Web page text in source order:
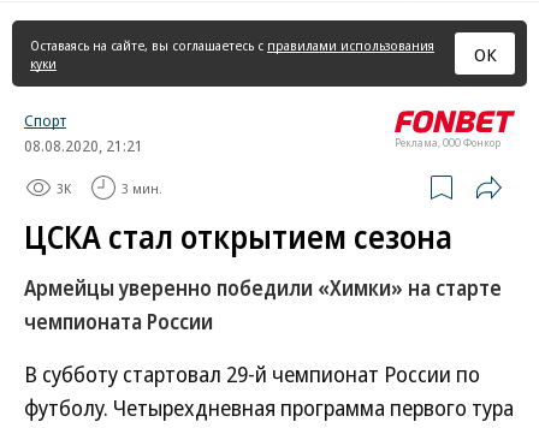
страница
Оставаясь на сайте, вы соглашаетесь с правилами использования
куки
ОК
Реклама, ООО Фонкор
Спорт
08.08.2020, 21:21
3K 3 мин.
ЦСКА стал открытием сезона
Армейцы уверенно победили «Химки» на старте
чемпионата России
В субботу стартовал 29-й чемпионат России по
футболу. Четырехдневная программа первого тура